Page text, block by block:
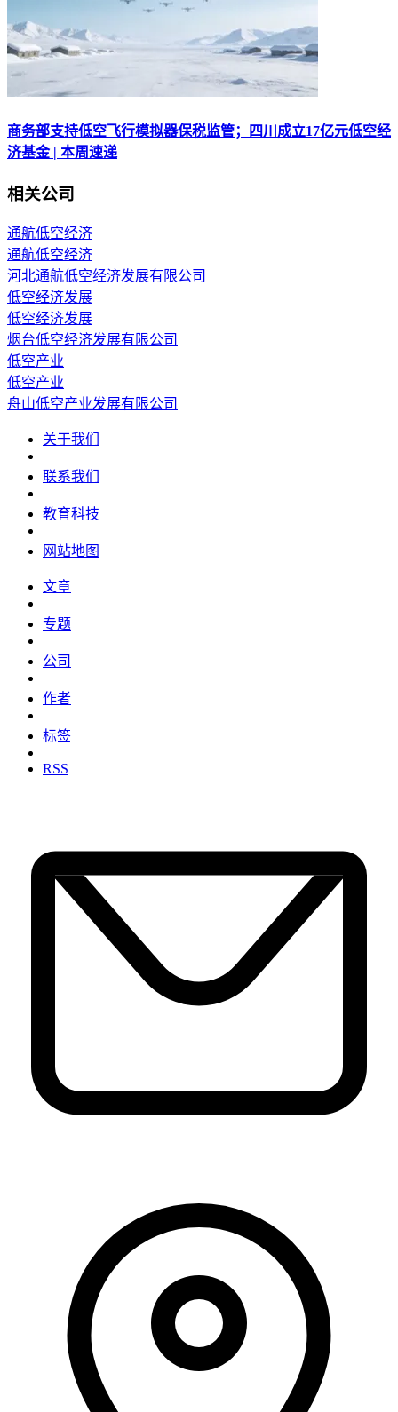
商务部支持低空飞行模拟器保税监管；四川成立17亿元低空经
济基金 | 本周速递
相关公司
通航低空经济
通航低空经济
河北通航低空经济发展有限公司
低空经济发展
低空经济发展
烟台低空经济发展有限公司
低空产业
低空产业
舟山低空产业发展有限公司
关于我们
|
联系我们
|
教育科技
|
网站地图
文章
|
专题
|
公司
|
作者
|
标签
|
RSS